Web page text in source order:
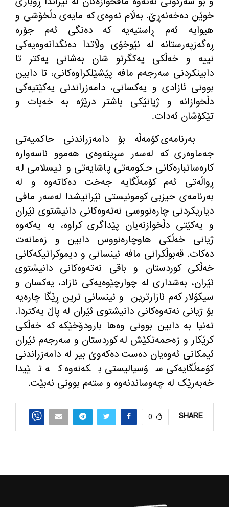
خوێن دەخەنەڕێ. بەڵام ئەوەی کە مایەی دڵخۆشی و
هیوایە ئەم ڕاستیەیە کە دەنگی ئەم جۆرە
ڕەگەزپەرستانە لە نێوخۆی وڵاتدا دەنگدانەوەیەکی
نییە و خەڵکی یەکگرتو شان بەشانی یەکتر تا
دابینکردنی سەرجەم مافە پێشێلکراوەکانی، تا دابین
بوونی ئازادی و یەکسانی، دامەزراندنی یەکێتیەکی
دڵخوازانە و ژیانێکی باشتر درێژە بە خەبات و
تێکۆشان ئەدات.
بەرنامەی کۆمەڵە بۆ دامەزراندنی حاکمیەتی
جەماوەری کە لەسەر سڕینەوەی هەموو ئاسەوارە
کارەساتبارەکانی حکومەتی پاشایەتی و ئیسلامی لە
ڕواڵەتی ئەم کۆمەڵگایە جەخت دەکاتەوە و لە
بەرنامەی حیزبی کومونیستی ئێرانیشدا لەسەر مافی
دیاریکردنی چارەنووسی نەتەوه‌کانی دانیشتوی ئێران
و یەکێتی دڵخوازنەیان پێداگری کراوە، بە یەکەوە
ژیانی خەڵکی هاوچارەنووس دابین و زەمانەت
دەکات.قەبوڵکرانی مافە ئینسانی و دیموکراتیکەکانی
خەڵکی کوردستان و باقی نەتەوەکانی دانیشتوی
ئێران، بەشداری لە چوارچێوەیەکی ئازاد، یەکسان و
سیکۆلار کەم ئازارترین و ئینسانی ترین ڕێگا چارەیە
بۆ ژیانی نەتەوەکانی دانیشتوی ئێران لە پاڵ یەکتردا.
تەنیا بە دابین بوونی وەها بارودۆخێکە کە خەڵکی
کرێکار و زەحمەتکێش لە کوردستان و سەرجەم ئێران
ئیمکانی ئەوەیان دەست دەکەوێ بیر لە دامەزراندنی
کۆمەڵگایەکی سۆسیالیستی بکەنەوە کە تێیدا
خەبەرێک لە چەوساندنەوە و ستەم بوونی نەبێت.
SHARE
0